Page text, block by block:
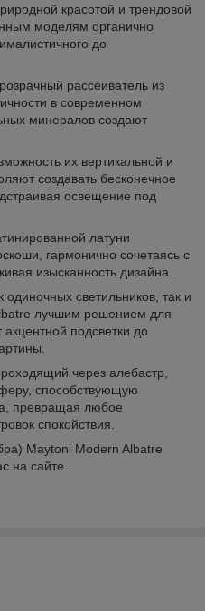
красотой и трендовой
моделям органично
до
рассеиватель из
в современном
минералов создают
их вертикальной и
создавать бесконечное
освещение под
латуни
гармонично сочетаясь с
изысканность дизайна.
светильников, так и
лучшим решением для
подсветки до
через алебастр,
способствующую
превращая любое
спокойствия.
Maytoni Modern Albatre
на сайте.